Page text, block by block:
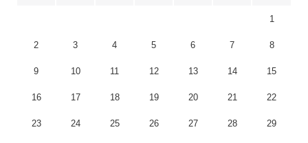
1
2 3 4 5 6 7 8
9 10 11 12 13 14 15
16 17 18 19 20 21 22
23 24 25 26 27 28 29